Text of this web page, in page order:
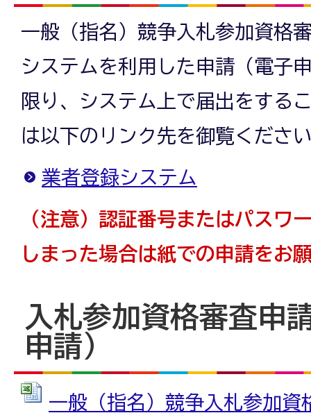
一般（指名）競争入札参加資格
システムを利用した申請（電子
限り、システム上で届出をする
は以下のリンク先を御覧くださ
業者登録システム
（注意）認証番号またはパスワ
しまった場合は紙での申請をお
入札参加資格審査申
申請）
一般（指名）競争入札参加資